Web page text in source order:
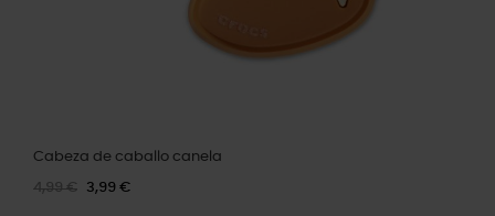
Cabeza de caballo canela
4,99 € 3,99 €